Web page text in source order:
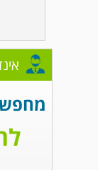
מחפש